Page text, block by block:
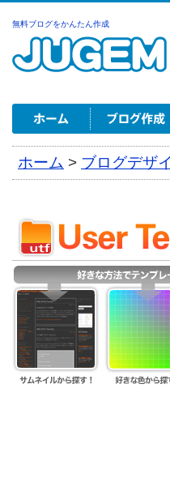
無料ブログをかんたん作成
ホーム > ブログデザ